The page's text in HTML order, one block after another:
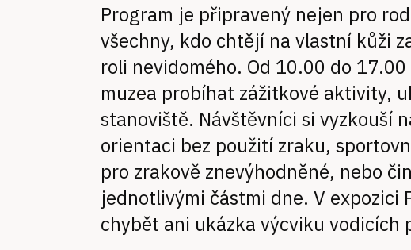
Program je připravený nejen pro
všechny, kdo chtějí na vlastní kůži
roli nevidomého. Od 10.00 do
muzea probíhat zážitkové aktivity,
stanoviště. Návštěvníci si vyzkouší
orientaci bez použití zraku,
pro zrakově znevýhodněné, nebo
jednotlivými částmi dne. V expozici
chybět ani ukázka výcviku vodicích